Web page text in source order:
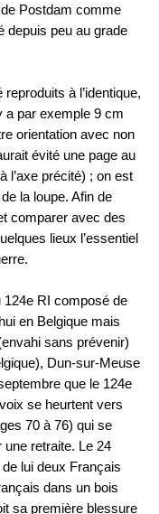
Postdam comme
depuis peu au grade
à l’identique,
a par exemple 9 cm
orientation avec non
évité une page au
l’axe précité) ; on est
la loupe. Afin de
comparer avec des
lieux l’essentiel
124e RI composé de
en Belgique mais
sans prévenir)
Dun-sur-Meuse
que le 124e
se heurtent vers
70 à 76) qui se
retraite. Le 24
lui deux Français
dans un bois
sa première blessure